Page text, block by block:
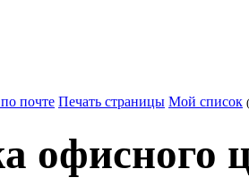
почте Печать страницы Мой список
офисного